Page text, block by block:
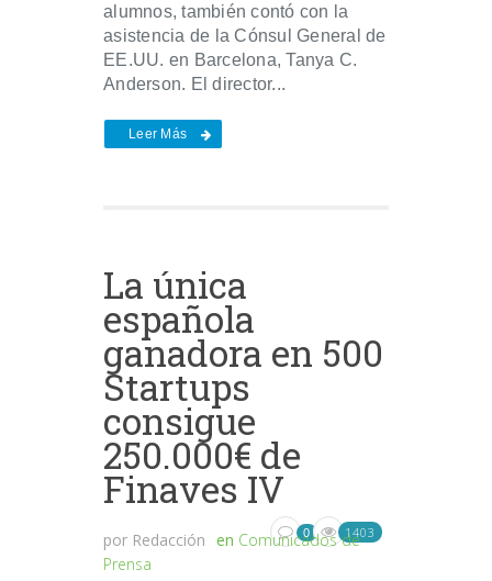
alumnos, también contó con la
asistencia de la Cónsul General de
EE.UU. en Barcelona, Tanya C.
Anderson. El director...
Leer Más
La única
española
ganadora en 500
Startups
consigue
250.000€ de
Finaves IV
por Redacción en Comunicados de
Prensa
0 1403